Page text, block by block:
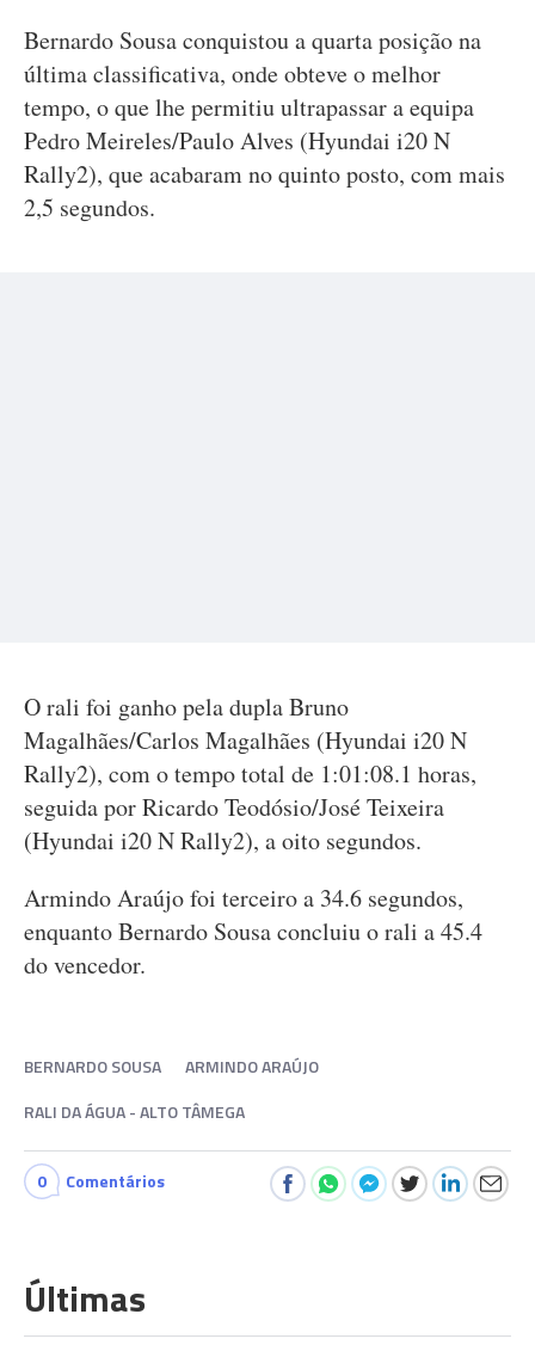
Bernardo Sousa conquistou a quarta posição na
última classificativa, onde obteve o melhor
tempo, o que lhe permitiu ultrapassar a equipa
Pedro Meireles/Paulo Alves (Hyundai i20 N
Rally2), que acabaram no quinto posto, com mais
2,5 segundos.
O rali foi ganho pela dupla Bruno
Magalhães/Carlos Magalhães (Hyundai i20 N
Rally2), com o tempo total de 1:01:08.1 horas,
seguida por Ricardo Teodósio/José Teixeira
(Hyundai i20 N Rally2), a oito segundos.
Armindo Araújo foi terceiro a 34.6 segundos,
enquanto Bernardo Sousa concluiu o rali a 45.4
do vencedor.
BERNARDO SOUSA
ARMINDO ARAÚJO
RALI DA ÁGUA - ALTO TÂMEGA
0 Comentários
Últimas